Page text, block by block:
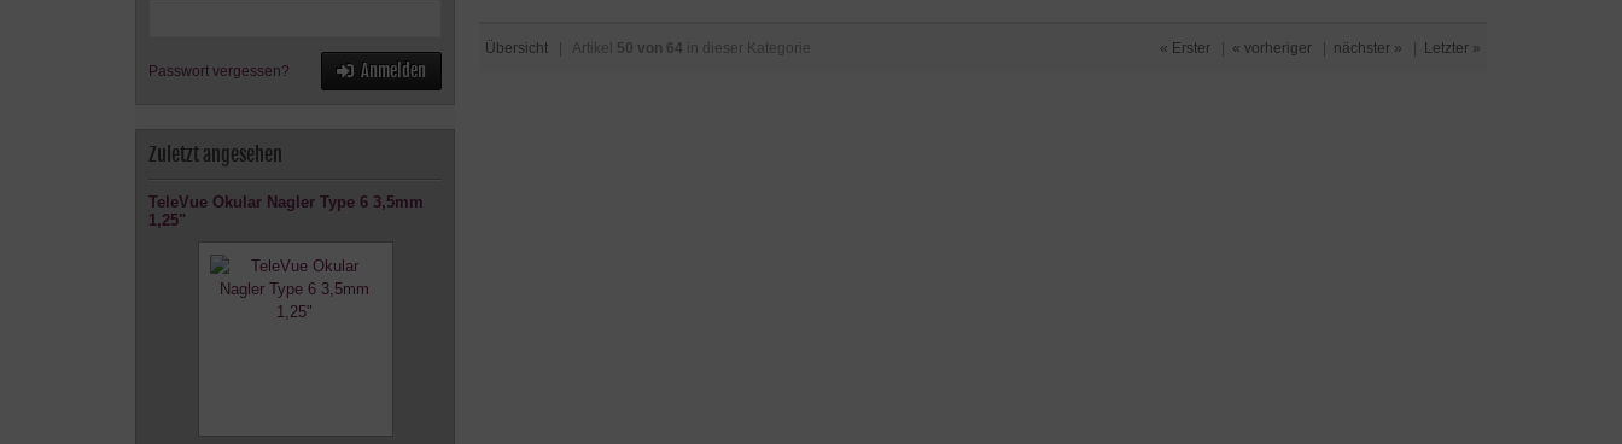
Übersicht | Artikel 50 von 64 in dieser Kategorie « Erster « vorheriger nächster » Letzter »
Passwort vergessen? Anmelden
Zuletzt angesehen
TeleVue Okular Nagler Type 6 3,5mm
1,25"